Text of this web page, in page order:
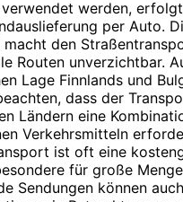
werden,
per Auto.
macht den
Routen unverzichtbar.
Lage Finnlands und
dass der
Ländern eine
Verkehrsmitteln
ist oft eine
für große
Sendungen können auch